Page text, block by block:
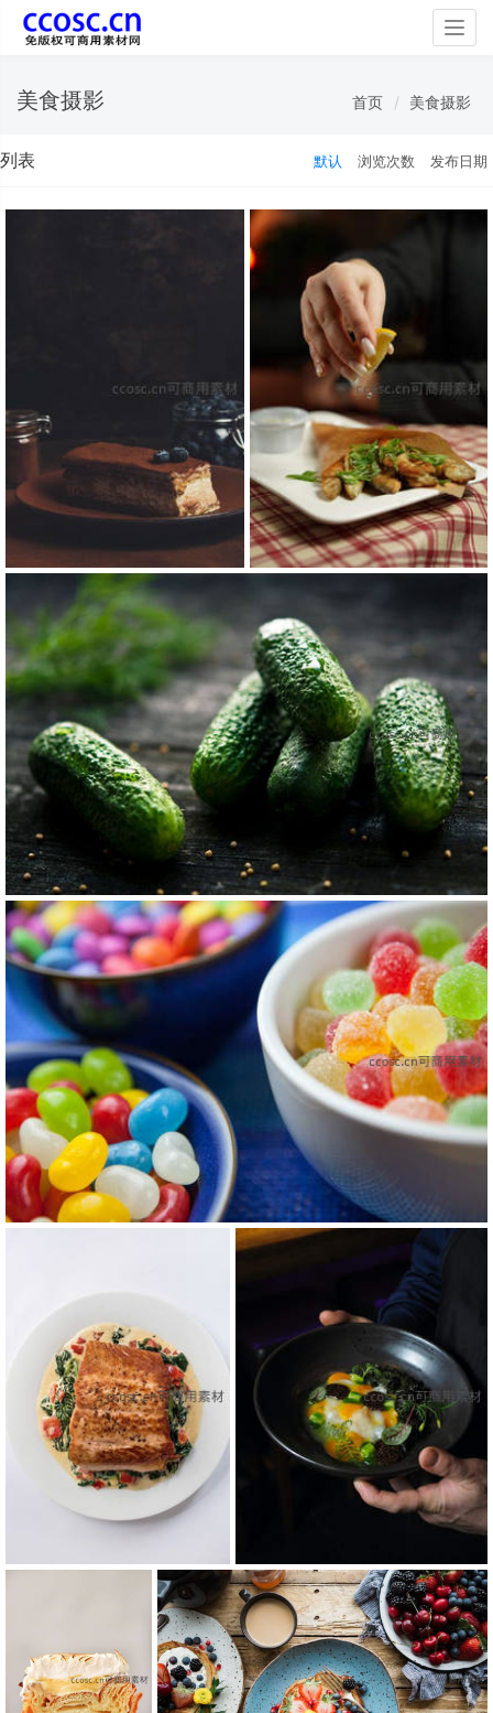
美食摄影 首页 美食摄影
列表 默认 浏览次数 发布日期